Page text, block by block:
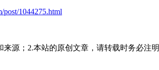
post/1044275.html
源；2.本站的原创文章，请转载时务必